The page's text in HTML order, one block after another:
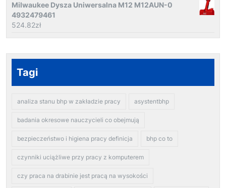
Milwaukee Dysza Uniwersalna M12 M12AUN-0
4932479461
524.82zł
Tagi
analiza stanu bhp w zakładzie pracy asystentbhp
badania okresowe nauczycieli co obejmują
bezpieczeństwo i higiena pracy definicja bhp co to
czynniki uciążliwe przy pracy z komputerem
czy praca na drabinie jest pracą na wysokości